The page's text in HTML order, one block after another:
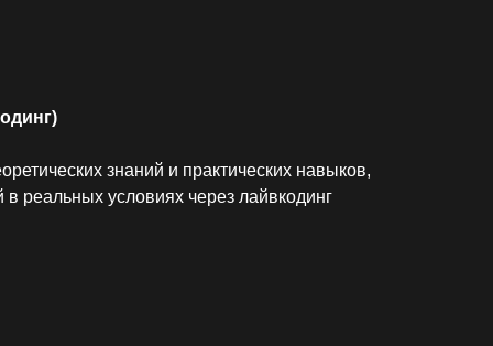
знаний и практических навыков,
в реальных условиях через лайвкодинг